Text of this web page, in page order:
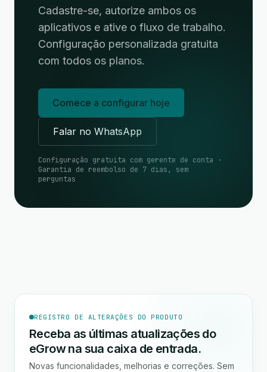
Cadastre-se, autorize ambos os
aplicativos e ative o fluxo de trabalho.
Configuração personalizada gratuita
com todos os planos.
Comece a configurar hoje
Falar no WhatsApp
Configuração gratuita com gerente de conta ·
Garantia de reembolso de 7 dias, sem
perguntas
REGISTRO DE ALTERAÇÕES DO PRODUTO
Receba as últimas atualizações do
eGrow na sua caixa de entrada.
Novas funcionalidades, melhorias e correções. Sem